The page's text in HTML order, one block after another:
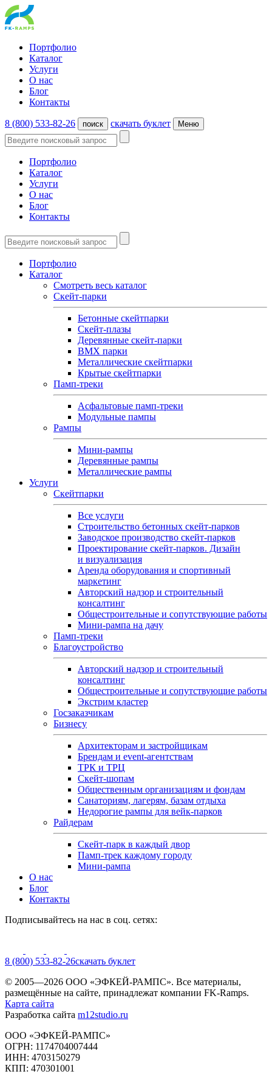
Портфолио
Каталог
Услуги
О нас
Блог
Контакты
8 (800) 533-82-26 поиск cкачать буклет Меню
Портфолио
Каталог
Услуги
О нас
Блог
Контакты
Портфолио
Каталог
Смотреть весь каталог
Скейт-парки
Бетонные скейтпарки
Скейт‑плазы
Деревянные скейт‑парки
BMX парки
Металлические скейтпарки
Крытые скейтпарки
Памп-треки
Асфальтовые памп‑треки
Модульные пампы
Рампы
Мини-рампы
Деревянные рампы
Металлические рампы
Услуги
Скейтпарки
Все услуги
Строительство бетонных скейт-парков
Заводское производство скейт-парков
Проектирование скейт-парков. Дизайн
и визуализация
Аренда оборудования и спортивный
маркетинг
Авторский надзор и строительный
консалтинг
Общестроительные и сопутствующие работы
Мини-рампа на дачу
Памп‑треки
Благоустройство
Авторский надзор и строительный
консалтинг
Общестроительные и сопутствующие работы
Экстрим кластер
Госзаказчикам
Бизнесу
Архитекторам и застройщикам
Брендам и event-агентствам
ТРК и ТРЦ
Скейт-шопам
Общественным организациям и фондам
Санаториям, лагерям, базам отдыха
Недорогие рампы для вейк-парков
Райдерам
Скейт-парк в каждый двор
Памп-трек каждому городу
Мини-рампа
О нас
Блог
Контакты
Подписывайтесь на нас в соц. сетях:
8 (800) 533-82-26cкачать буклет
© 2005—2026 ООО «ЭФКЕЙ-РАМПС». Все материалы,
размещённые на сайте, принадлежат компании FK-Ramps.
Карта сайта
Разработка сайта m12studio.ru
ООО «ЭФКЕЙ-РАМПС»
ОГРН: 1174704007444
ИНН: 4703150279
КПП: 470301001